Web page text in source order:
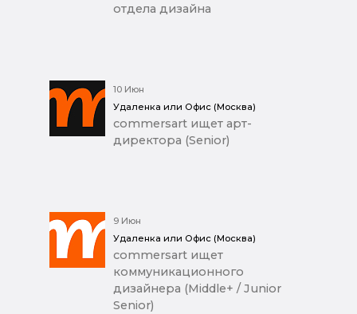
отдела дизайна
10 Июн
Удаленка или Офис (Москва)
commersart ищет арт-
директора (Senior)
9 Июн
Удаленка или Офис (Москва)
commersart ищет
коммуникационного
дизайнера (Middle+ / Junior
Senior)